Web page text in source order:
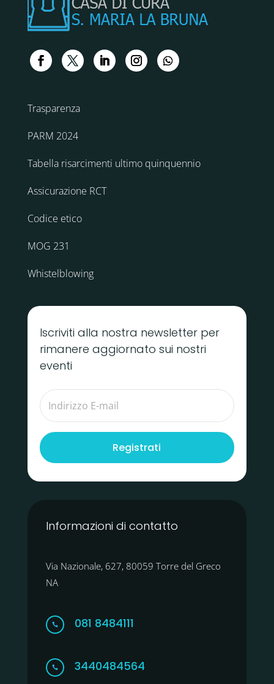
Trasparenza
PARM 2024
Tabella risarcimenti ultimo quinquennio
Assicurazione RCT
Codice etico
MOG 231
Whistelblowing
Iscriviti alla nostra newsletter per
rimanere aggiornato sui nostri
eventi
Registrati
Informazioni di contatto
Via Nazionale, 627, 80059 Torre del Greco
NA
 081 8484111
 3440484564